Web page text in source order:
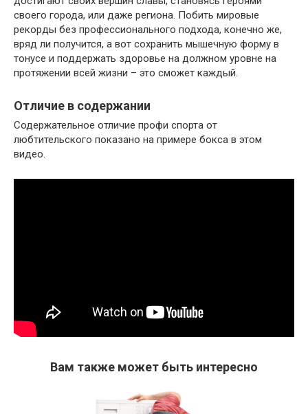
своего города, или даже региона. Побить мировые
рекорды без профессионального подхода, конечно же,
вряд ли получится, а вот сохранить мышечную форму в
тонусе и поддержать здоровье на должном уровне на
протяжении всей жизни – это сможет каждый.
Отличие в содержании
Содержательное отличие профи спорта от
любтительского показано на примере бокса в этом
видео.
Вам также может быть интересно